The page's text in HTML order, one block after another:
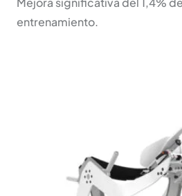
entrenamiento.